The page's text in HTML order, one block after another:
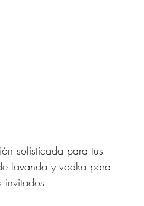
sofisticada para tus
lavanda y vodka para
invitados.